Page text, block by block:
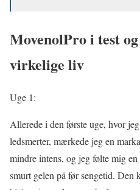
MovenolProi test
virkelige liv
Uge 1:
Allerede i den første uge, hvor
ledsmerter, mærkede jeg en
mindre intens, og jeg følte mig
smurt gelen på før sengetid.